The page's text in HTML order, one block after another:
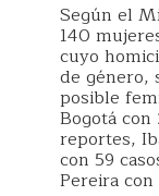
Según el
140
cuyo
de género,
posible
Bogotá con
reportes,
con 59
Pereira